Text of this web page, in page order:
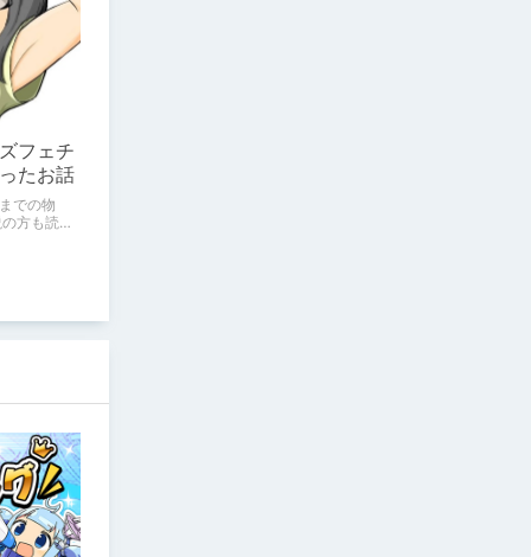
フェチ
たお話
での物
方も読ん
ＵＲＬ
3414897